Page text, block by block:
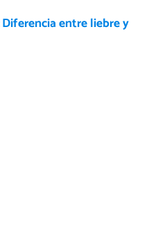
Diferencia entre liebre y